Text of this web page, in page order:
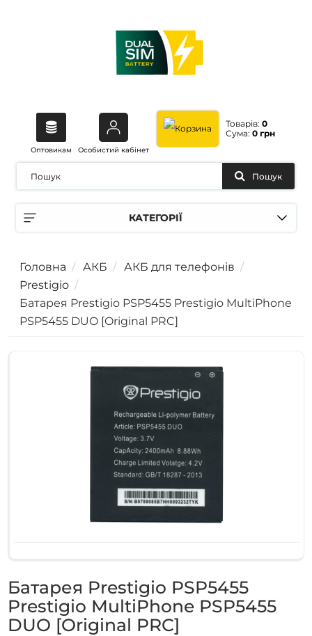
Оптовикам Особистий кабінет
Товарів: 0
Сума: 0 грн
КАТЕГОРІЇ
Пошук
Головна АКБ
АКБ для телефонів
Prestigio
Батарея Prestigio PSP5455 Prestigio MultiPhone
PSP5455 DUO [Original PRC]
Батарея Prestigio PSP5455
Prestigio MultiPhone PSP5455
DUO [Original PRC]